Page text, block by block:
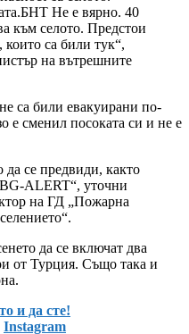
Не е вярно. 40
към селото. Предстои
които са били тук“,
на вътрешните
са били евакуирани по-
е сменил посоката си и не е
да се предвиди, както
BG-ALERT“, уточни
на ГД „Пожарна
да се включат два
от Турция. Също така и
и да сте!
Instagram